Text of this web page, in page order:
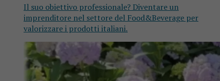
Il suo obiettivo professionale? Diventare un
imprenditore nel settore del Food&Beverage per
valorizzare i prodotti italiani.